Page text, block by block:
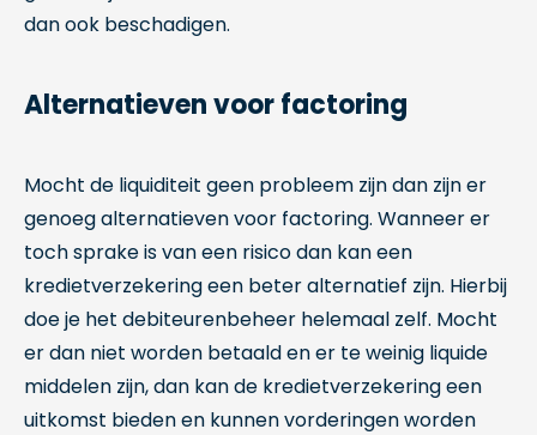
dan ook beschadigen.
Alternatieven voor factoring
Mocht de liquiditeit geen probleem zijn dan zijn er
genoeg alternatieven voor factoring. Wanneer er
toch sprake is van een risico dan kan een
kredietverzekering een beter alternatief zijn. Hierbij
doe je het debiteurenbeheer helemaal zelf. Mocht
er dan niet worden betaald en er te weinig liquide
middelen zijn, dan kan de kredietverzekering een
uitkomst bieden en kunnen vorderingen worden